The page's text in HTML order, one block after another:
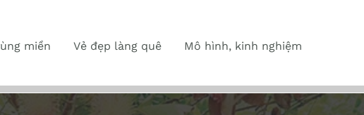
miền Vẻ đẹp làng quê Mô hình, kinh nghiệm